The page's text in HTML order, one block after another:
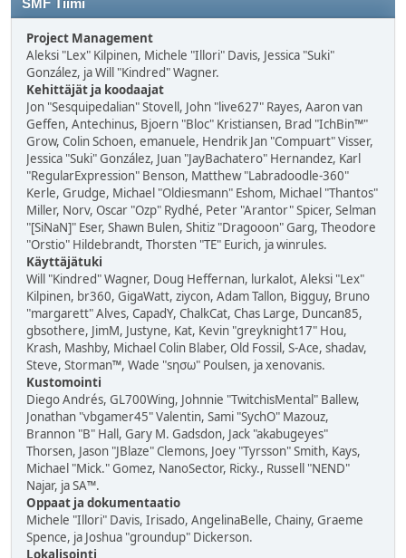
SMF Tiimi
Project Management
Aleksi "Lex" Kilpinen, Michele "Illori" Davis, Jessica "Suki"
González, ja Will "Kindred" Wagner.
Kehittäjät ja koodaajat
Jon "Sesquipedalian" Stovell, John "live627" Rayes, Aaron van
Geffen, Antechinus, Bjoern "Bloc" Kristiansen, Brad "IchBin™"
Grow, Colin Schoen, emanuele, Hendrik Jan "Compuart" Visser,
Jessica "Suki" González, Juan "JayBachatero" Hernandez, Karl
"RegularExpression" Benson, Matthew "Labradoodle-360"
Kerle, Grudge, Michael "Oldiesmann" Eshom, Michael "Thantos"
Miller, Norv, Oscar "Ozp" Rydhé, Peter "Arantor" Spicer, Selman
"[SiNaN]" Eser, Shawn Bulen, Shitiz "Dragooon" Garg, Theodore
"Orstio" Hildebrandt, Thorsten "TE" Eurich, ja winrules.
Käyttäjätuki
Will "Kindred" Wagner, Doug Heffernan, lurkalot, Aleksi "Lex"
Kilpinen, br360, GigaWatt, ziycon, Adam Tallon, Bigguy, Bruno
"margarett" Alves, CapadY, ChalkCat, Chas Large, Duncan85,
gbsothere, JimM, Justyne, Kat, Kevin "greyknight17" Hou,
Krash, Mashby, Michael Colin Blaber, Old Fossil, S-Ace, shadav,
Steve, Storman™, Wade "sησω" Poulsen, ja xenovanis.
Kustomointi
Diego Andrés, GL700Wing, Johnnie "TwitchisMental" Ballew,
Jonathan "vbgamer45" Valentin, Sami "SychO" Mazouz,
Brannon "B" Hall, Gary M. Gadsdon, Jack "akabugeyes"
Thorsen, Jason "JBlaze" Clemons, Joey "Tyrsson" Smith, Kays,
Michael "Mick." Gomez, NanoSector, Ricky., Russell "NEND"
Najar, ja SA™.
Oppaat ja dokumentaatio
Michele "Illori" Davis, Irisado, AngelinaBelle, Chainy, Graeme
Spence, ja Joshua "groundup" Dickerson.
Lokalisointi